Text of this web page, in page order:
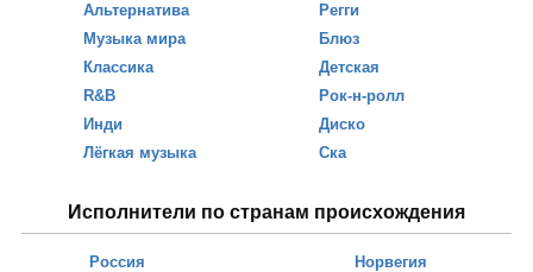
Альтернатива
Музыка мира
Классика
R&B
Инди
Лёгкая музыка
Регги
Блюз
Детская
Рок-н-ролл
Диско
Ска
Исполнители по странам происхождения
Россия
Норвегия